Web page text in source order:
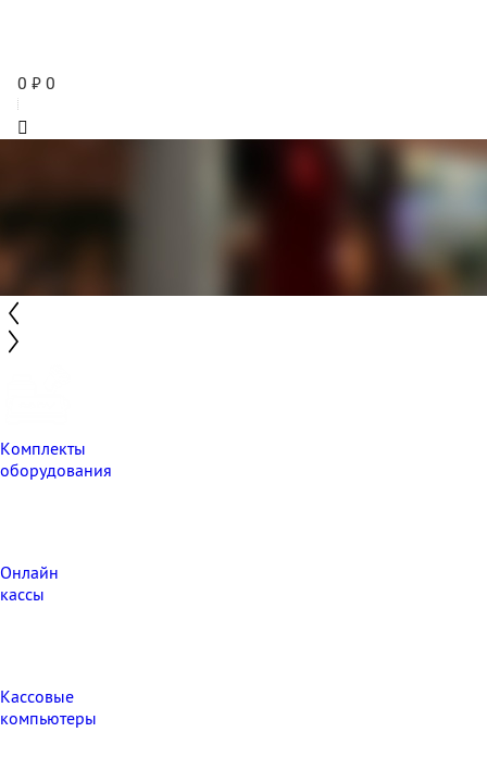
0 ₽ 0
Комплекты
оборудования
Онлайн
кассы
Кассовые
компьютеры